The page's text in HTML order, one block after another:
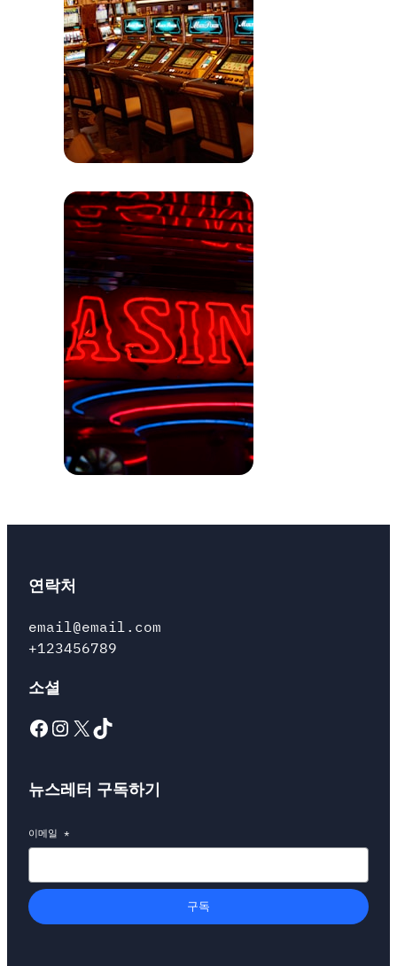
연락처
email@email.com
+123456789
소셜
Facebook Instagram X TikTok
뉴스레터 구독하기
이메일 *
구독